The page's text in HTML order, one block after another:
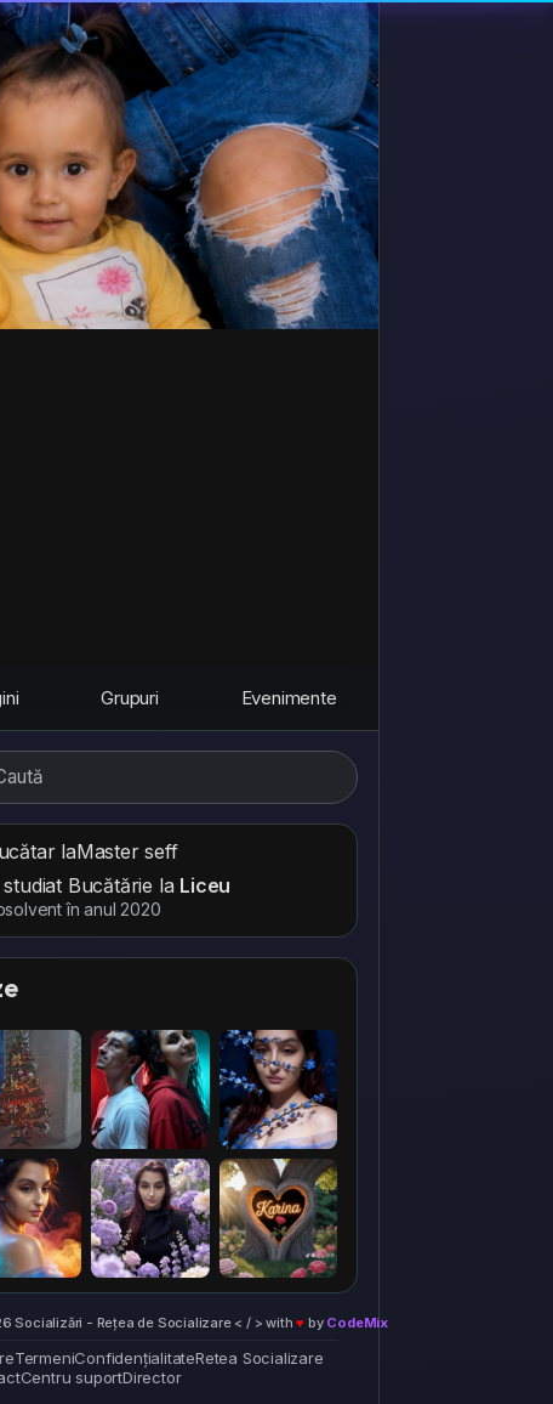
Grupuri Evenimente
laMaster seff
studiat Bucătărie la Liceu
în anul 2020
Socializări - Rețea de Socializare < / > with♥ by CodeMix
TermeniConfidențialitateRetea Socializare
Centru suportDirector